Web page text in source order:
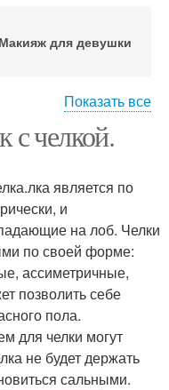
Макияж для девушки
Показать все
челкой.
является по
и
на лоб. Челки
по своей форме:
ассиметричные,
позволить себе
пола.
для челки могут
не будет держать
сальными.